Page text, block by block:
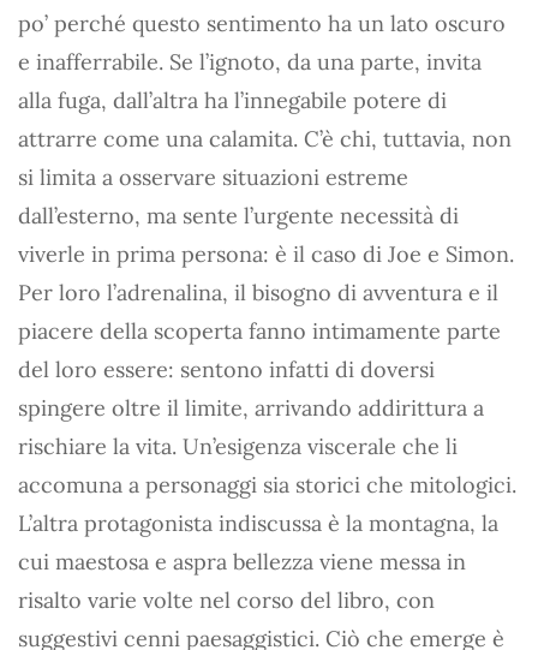
po’ perché questo sentimento ha un lato oscuro
e inafferrabile. Se l’ignoto, da una parte, invita
alla fuga, dall’altra ha l’innegabile potere di
attrarre come una calamita. C’è chi, tuttavia, non
si limita a osservare situazioni estreme
dall’esterno, ma sente l’urgente necessità di
viverle in prima persona: è il caso di Joe e Simon.
Per loro l’adrenalina, il bisogno di avventura e il
piacere della scoperta fanno intimamente parte
del loro essere: sentono infatti di doversi
spingere oltre il limite, arrivando addirittura a
rischiare la vita. Un’esigenza viscerale che li
accomuna a personaggi sia storici che mitologici.
L’altra protagonista indiscussa è la montagna, la
cui maestosa e aspra bellezza viene messa in
risalto varie volte nel corso del libro, con
suggestivi cenni paesaggistici. Ciò che emerge è